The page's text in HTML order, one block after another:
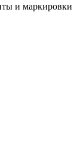
и маркировки